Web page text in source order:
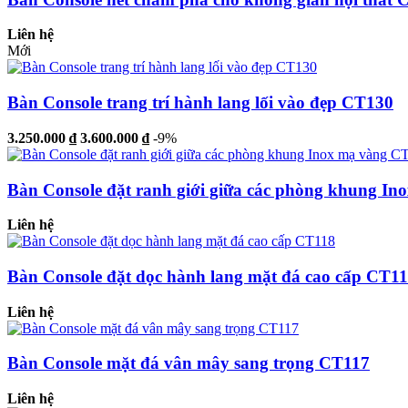
Liên hệ
Mới
Bàn Console trang trí hành lang lối vào đẹp CT130
3.250.000 ₫ 3.600.000 ₫ -9%
Bàn Console đặt ranh giới giữa các phòng khung
Liên hệ
Bàn Console đặt dọc hành lang mặt đá cao cấp
Liên hệ
Bàn Console mặt đá vân mây sang trọng CT117
Liên hệ